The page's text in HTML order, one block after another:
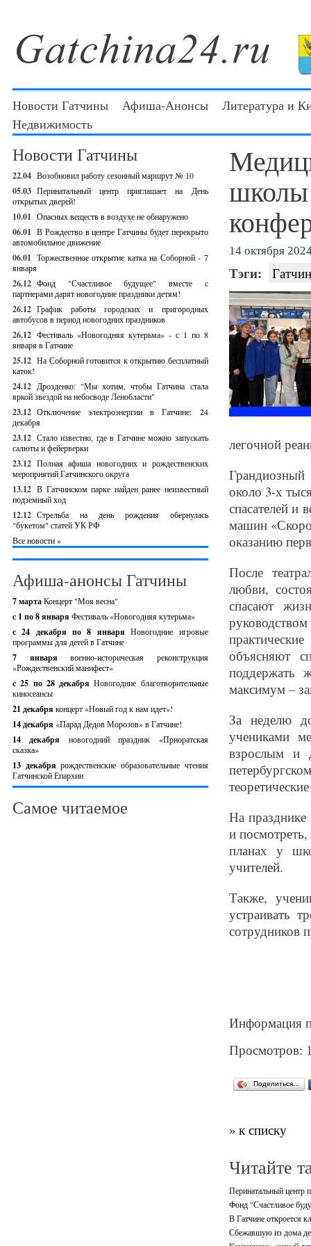
Новости Гатчины Афиша-Анонсы
Литература и
Недвижимость
Новости Гатчины
22.04 Возобновил работу сезонный маршрут № 10
05.03 Перинатальный центр приглашает на День
открытых дверей!
10.01 Опасных веществ в воздухе не обнаружено
06.01 В Рождество в центре Гатчины будет перекрыто
автомобильное движение
06.01 Торжественное открытие катка на Соборной - 7
января
26.12 Фонд "Счастливое будущее" вместе с
партнерами дарят новогодние праздники детям!
26.12 График работы городских и пригородных
автобусов в период новогодних праздников
26.12 Фестиваль «Новогодняя кутерьма» - с 1 по 8
января в Гатчине
25.12 На Соборной готовится к открытию бесплатный
каток!
24.12 Дрозденко: "Мы хотим, чтобы Гатчина стала
яркой звездой на небосводе Ленобласти"
23.12 Отключение электроэнергии в Гатчине: 24
декабря
23.12 Стало известно, где в Гатчине можно запускать
салюты и фейерверки
23.12 Полная афиша новогодних и рождественских
мероприятий Гатчинского округа
13.12 В Гатчинском парке найден ранее неизвестный
подземный ход
12.12 Стрельба на день рождения обернулась
"букетом" статей УК РФ
Все новости »
Афиша-анонсы Гатчины
7 мартаКонцерт "Моя весна"
с 1 по 8 января Фестиваль «Новогодняя кутерьма»
с 24 декабря по 8 январяНовогодние игровые
программы для детей в Гатчине
7 январявоенно-историческая реконструкция
«Рождественский манифест»
c 25 по 28 декабряНовогодние благотворительные
киносеансы
21 декабря концерт «Новый год к нам идет»!
14 декабря «Парад Дедов Морозов» в Гатчине!
14 декабря новогодний праздник «Приоратская
сказка»
13 декабрярождественские образовательные чтения
Гатчинской Епархии
Самое читаемое
школы
14 октября
Тэги:
легочной
около 3-х
спасателей и
машин
оказанию
После
любви,
спасают
объясняют
поддержать
максимум –
За неделю
учениками
взрослым и
На
и
планах у
учителей.
Также,
устраивать
сотрудников
Информация
Просмотров:
Поделиться…
» к списку
Читайте
Перинатальный центр
Фонд "Счастливое
В Гатчине откроется
Сбежавшую из дома